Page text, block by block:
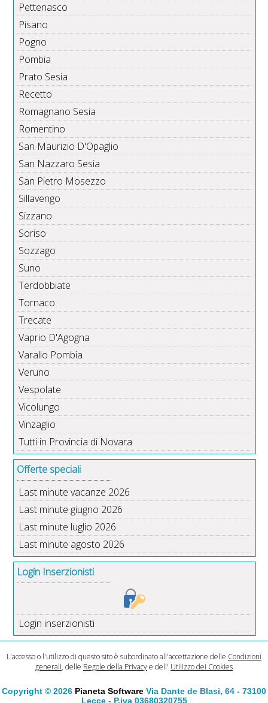
Pettenasco
Pisano
Pogno
Pombia
Prato Sesia
Recetto
Romagnano Sesia
Romentino
San Maurizio D'Opaglio
San Nazzaro Sesia
San Pietro Mosezzo
Sillavengo
Sizzano
Soriso
Sozzago
Suno
Terdobbiate
Tornaco
Trecate
Vaprio D'Agogna
Varallo Pombia
Veruno
Vespolate
Vicolungo
Vinzaglio
Tutti in Provincia di Novara
Offerte speciali
Last minute vacanze 2026
Last minute giugno 2026
Last minute luglio 2026
Last minute agosto 2026
Login Inserzionisti
Login inserzionisti
L'accesso o l'utilizzo di questo sito è subordinato all'accettazione delle Condizioni
generali, delle Regole della Privacye dell' Utilizzo dei Cookies
Copyright © 2026 Pianeta Software Via Dante de Blasi, 64 - 73100
Lecce - P.iva 03680320755